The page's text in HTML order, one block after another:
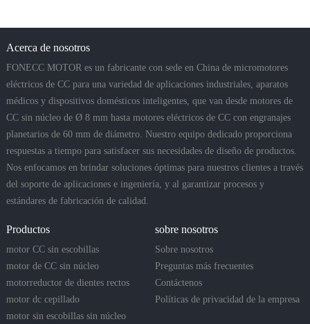
Acerca de nosotros
FONECC MOTOR es un fabricante con sede en China de micromotores
eléctricos de CC para una variedad de aplicaciones industriales, aparatos
médicos y dispositivos domésticos inteligentes, que van desde motores de
CC sin núcleo de Ø 8 mm hasta motores eléctricos de CC con engranajes
planetarios de 60 mm de diámetro. Nuestro equipo dedicado proporciona
respuestas a tiempo para satisfacer sus necesidades de diseño de productos.
Nos enfocamos en brindar soluciones óptimas para nuestros clientes a través
del soporte de aplicaciones e ingeniería, y al garantizar procesos y
estándares de fabricación de calidad.
Productos
motor CC sin escobillas
motor de CC sin núcleo
motorreductor de dientes rectos
motor dc cepillado
motor sin escobillas sin núcleo
sobre nosotros
Sobre nosotros
Preguntas más frecuentes
Contáctenos
Políticas de privacidad de la empresa